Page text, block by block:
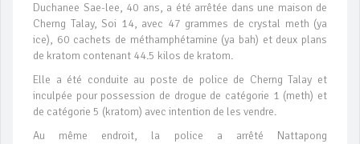
Duchanee Sae-lee, 40 ans, a été arrêtée dans une maison de
Cherng Talay, Soi 14, avec 47 grammes de crystal meth (ya
ice), 60 cachets de méthamphétamine (ya bah) et deux plans
de kratom contenant 44.5 kilos de kratom.
Elle a été conduite au poste de police de Cherng Talay et
inculpée pour possession de drogue de catégorie 1 (meth) et
de catégorie 5 (kratom) avec intention de les vendre.
Au même endroit, la police a arrêté Nattapong